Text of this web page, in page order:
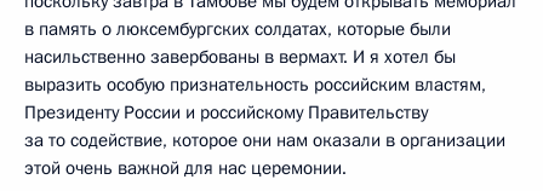
в память о люксембургских солдатах, которые были
насильственно завербованы в вермахт. И я хотел бы
выразить особую признательность российским властям,
Президенту России и российскому Правительству
за то содействие, которое они нам оказали в организации
этой очень важной для нас церемонии.